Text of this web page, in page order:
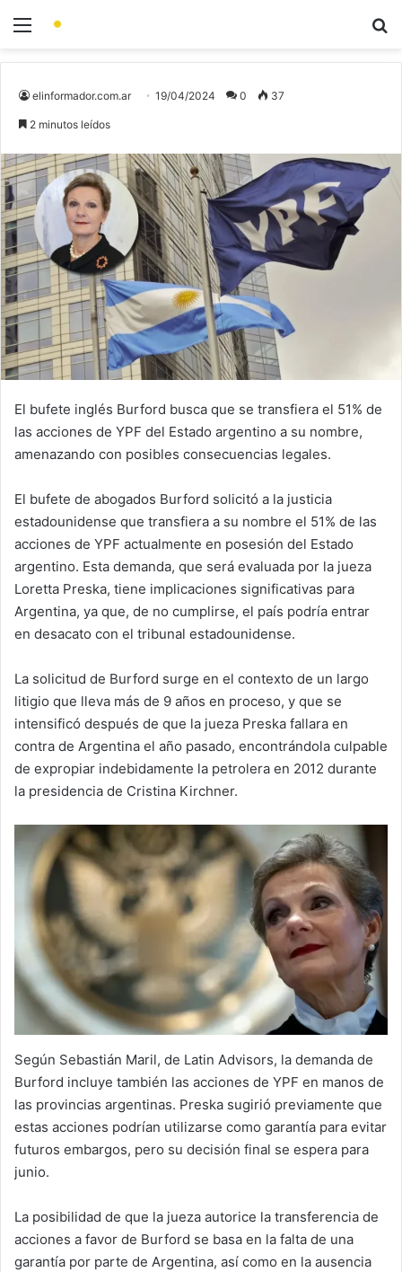
elinformador.com.ar 19/04/2024 0 37
2 minutos leídos
El bufete inglés Burford busca que se transfiera el 51% de
las acciones de YPF del Estado argentino a su nombre,
amenazando con posibles consecuencias legales.
El bufete de abogados Burford solicitó a la justicia
estadounidense que transfiera a su nombre el 51% de las
acciones de YPF actualmente en posesión del Estado
argentino. Esta demanda, que será evaluada por la jueza
Loretta Preska, tiene implicaciones significativas para
Argentina, ya que, de no cumplirse, el país podría entrar
en desacato con el tribunal estadounidense.
La solicitud de Burford surge en el contexto de un largo
litigio que lleva más de 9 años en proceso, y que se
intensificó después de que la jueza Preska fallara en
contra de Argentina el año pasado, encontrándola culpable
de expropiar indebidamente la petrolera en 2012 durante
la presidencia de Cristina Kirchner.
Según Sebastián Maril, de Latin Advisors, la demanda de
Burford incluye también las acciones de YPF en manos de
las provincias argentinas. Preska sugirió previamente que
estas acciones podrían utilizarse como garantía para evitar
futuros embargos, pero su decisión final se espera para
junio.
La posibilidad de que la jueza autorice la transferencia de
acciones a favor de Burford se basa en la falta de una
garantía por parte de Argentina, así como en la ausencia